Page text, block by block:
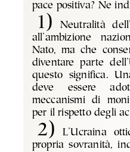
pace positiva? Ne
1)
Neutralità
all’ambizione
Nato, ma che
diventare parte
questo significa.
deve essere
meccanismi di
per il rispetto degli
2)
L’Ucraina
propria sovranità,